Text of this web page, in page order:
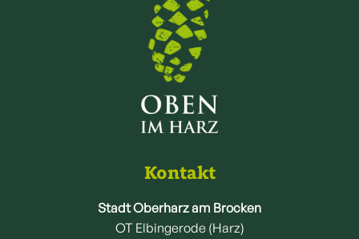
Kontakt
Stadt Oberharz am Brocken
OT Elbingerode (Harz)